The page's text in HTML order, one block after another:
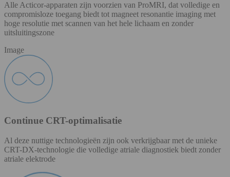
Alle Acticor-apparaten zijn voorzien van ProMRI, dat volledige en
compromisloze toegang biedt tot magneet resonantie imaging met
hoge resolutie met scannen van het hele lichaam en zonder
uitsluitingszone
Image
Continue CRT-optimalisatie
Al deze nuttige technologieën zijn ook verkrijgbaar met de unieke
CRT-DX-technologie die volledige atriale diagnostiek biedt zonder
atriale elektrode